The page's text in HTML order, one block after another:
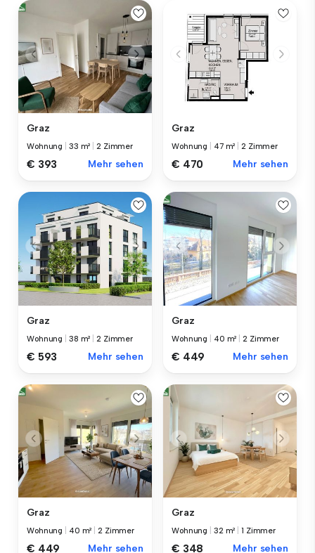
Graz
Wohnung 33 m² |2 Zimmer
€ 393 Mehr sehen
Graz
Wohnung 47 m² |2 Zimmer
€ 470 Mehr sehen
Graz
Wohnung 38 m² |2 Zimmer
€ 593 Mehr sehen
Graz
Wohnung 40 m² |2 Zimmer
€ 449 Mehr sehen
Graz
Wohnung 40 m² |2 Zimmer
€ 449 Mehr sehen
Graz
Wohnung 32 m² |1 Zimmer
€ 348 Mehr sehen